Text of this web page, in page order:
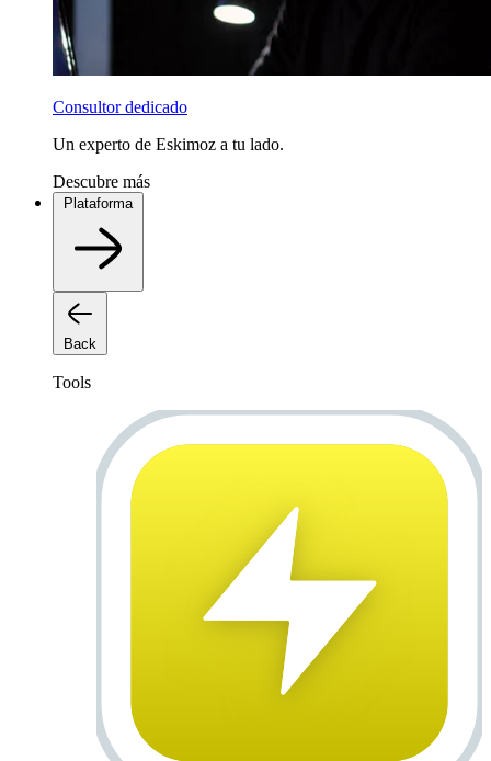
Consultor dedicado
Un experto de Eskimoz a tu lado.
Descubre más
Plataforma
Back
Tools